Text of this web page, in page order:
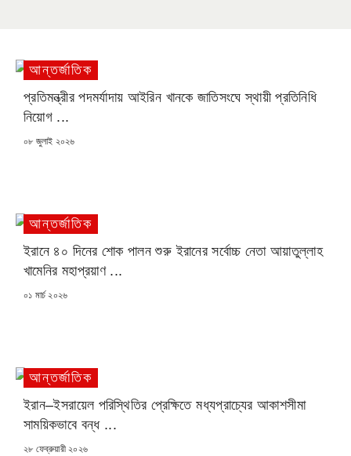
আন্তর্জাতিক
প্রতিমন্ত্রীর পদমর্যাদায় আইরিন খানকে জাতিসংঘে স্থায়ী প্রতিনিধি
নিয়োগ ...
POSTED
০৮ জুলাই ২০২৬
আন্তর্জাতিক
ইরানে ৪০ দিনের শোক পালন শুরু ইরানের সর্বোচ্চ নেতা আয়াতুল্লাহ
খামেনির মহাপ্রয়াণ ...
POSTED
০১ মার্চ ২০২৬
আন্তর্জাতিক
ইরান–ইসরায়েল পরিস্থিতির প্রেক্ষিতে মধ্যপ্রাচ্যের আকাশসীমা
সাময়িকভাবে বন্ধ ...
POSTED
২৮ ফেব্রুয়ারী ২০২৬